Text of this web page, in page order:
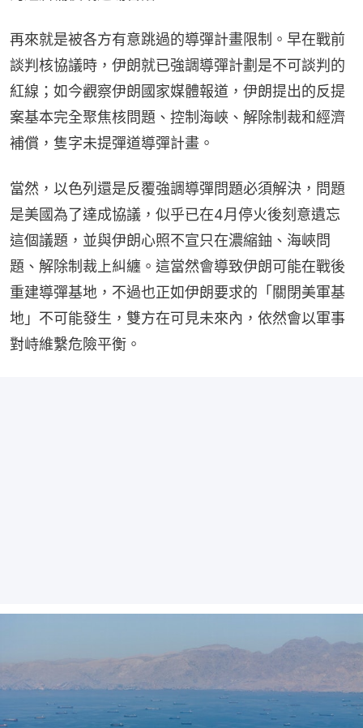
再來就是被各方有意跳過的導彈計畫限制。早在戰前
談判核協議時，伊朗就已強調導彈計劃是不可談判的
紅線；如今觀察伊朗國家媒體報道，伊朗提出的反提
案基本完全聚焦核問題、控制海峽、解除制裁和經濟
補償，隻字未提彈道導彈計畫。
當然，以色列還是反覆強調導彈問題必須解決，問題
是美國為了達成協議，似乎已在4月停火後刻意遺忘
這個議題，並與伊朗心照不宣只在濃縮鈾、海峽問
題、解除制裁上糾纏。這當然會導致伊朗可能在戰後
重建導彈基地，不過也正如伊朗要求的「關閉美軍基
地」不可能發生，雙方在可見未來內，依然會以軍事
對峙維繫危險平衡。